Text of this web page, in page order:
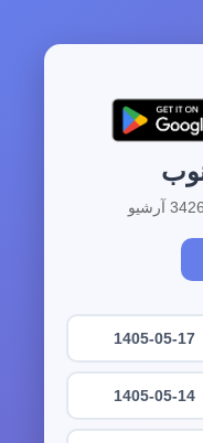
1405-05-17
1405-05-14